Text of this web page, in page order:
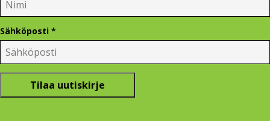
Sähköposti *